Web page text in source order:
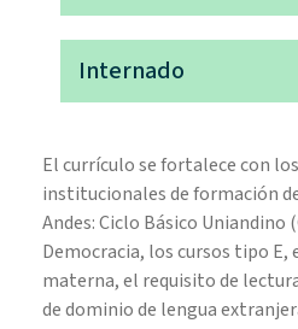
clínico.
fortalecimiento
y proyección. A partir de
grandes áreas de selectividad
Salud Pública
Administración y
Investigación
Facilitan la inmersión en la
contacto directo con
clínicos reales en los
toma de decisiones.
Internado
disciplinares y vocacionales
respondiendo a las normas,
ejercicio laboral y la
posterior. Tres ejes
formación integral: el
y la gestión de
El currículo se fortalece con
institucionales de formación
Andes: Ciclo Básico Uniandino
Democracia, los cursos tipo E,
materna, el requisito de
de dominio de lengua